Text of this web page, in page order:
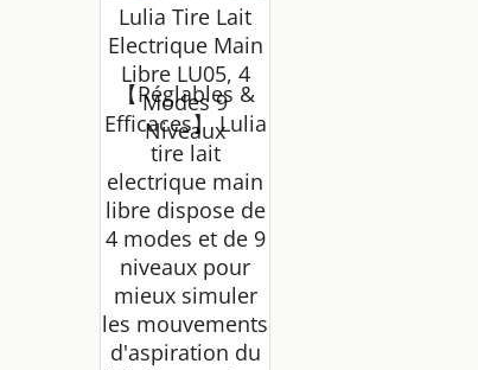
Lulia Tire Lait
Electrique Main
Libre LU05, 4
Modes 9
Niveaux
【Réglables &
Efficaces】 Lulia
tire lait
electrique main
libre dispose de
4 modes et de 9
niveaux pour
mieux simuler
les mouvements
d'aspiration du